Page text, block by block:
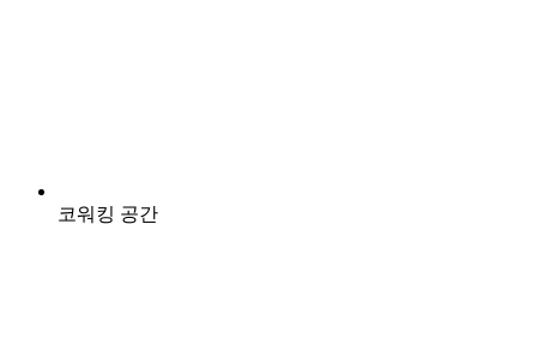
코워킹 공간